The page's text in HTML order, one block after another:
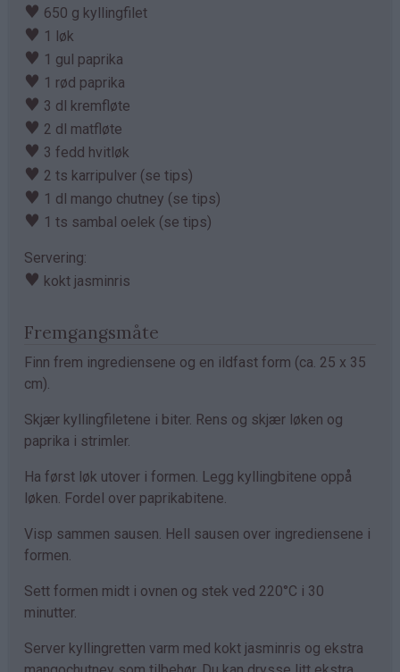
♥ 650 g kyllingfilet
♥ 1 løk
♥ 1 gul paprika
♥ 1 rød paprika
♥ 3 dl kremfløte
♥ 2 dl matfløte
♥ 3 fedd hvitløk
♥ 2 ts karripulver (se tips)
♥ 1 dl mango chutney (se tips)
♥ 1 ts sambal oelek (se tips)
Servering:
♥ kokt jasminris
Fremgangsmåte
Finn frem ingrediensene og en ildfast form (ca. 25 x 35
cm).
Skjær kyllingfiletene i biter. Rens og skjær løken og
paprika i strimler.
Ha først løk utover i formen. Legg kyllingbitene oppå
løken. Fordel over paprikabitene.
Visp sammen sausen. Hell sausen over ingrediensene i
formen.
Sett formen midt i ovnen og stek ved 220°C i 30
minutter.
Server kyllingretten varm med kokt jasminris og ekstra